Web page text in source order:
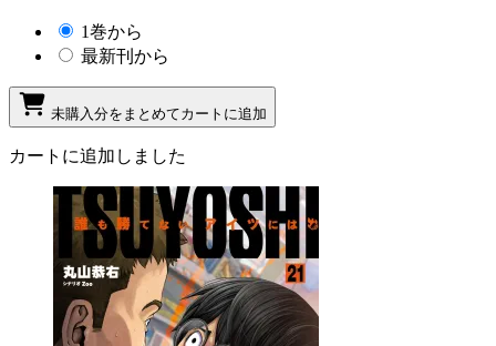
1巻から
最新刊から
未購入分をまとめてカートに追加
カートに追加しました